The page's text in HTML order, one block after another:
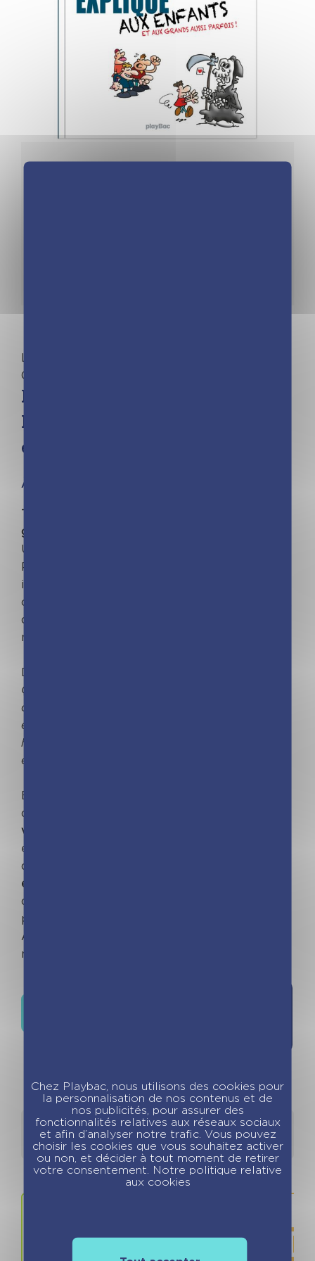
L’actualité expliquée aux enfants | MON
QUOTIDIEN
Mon Quotidien – Le
harcèlement expliqué aux
enfants
À partir de 5 ans
Toute l’actualité expliquée aux enfants (et aux
grands aussi parfois !)
Une collection dont les contenus sont issus du
Petit Quotidien et Mon Quotidien. Avec des
infographies et des schémas clairs pour tout
comprendre en un seul coup d’œil. Des conseils,
des témoignages et des définitions pour une
meilleure appréhension du monde qui l’entoure.
Dans ce titre :
Ça veut dire quoi, « être harcelé » ? Le racket
c'est grave ? C'est quoi le cyberbullying ? À qui
en parler quand on est victime ou témoin d'un
harcèlement ? Comment lutter et agir
efficacement ?
Beaucoup d'enfants sont confrontés
quotidiennement au
victimes
essentiel de comprendre ce mal, qui peut être
destructeur. Ce livre vous accompagnera pour
expliquer
de harcèlement, mais aussi ce qu'il peut faire
pour
À lire à votre enfant… ou à laisser entre les
mains de votre ado
Détails Auteurs
Chez Playbac, nous utilisons des cookies pour
la personnalisation de nos contenus et de
nos publicités, pour assurer des
fonctionnalités relatives aux réseaux sociaux
et afin d’analyser notre trafic. Vous pouvez
choisir les cookies que vous souhaitez activer
ou non, et décider à tout moment de retirer
votre consentement. Notre politique relative
aux cookies